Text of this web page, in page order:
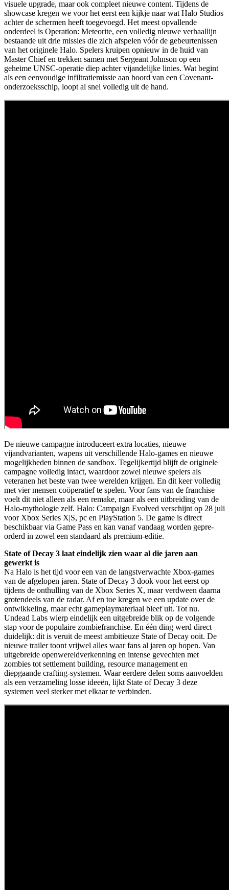
visuele upgrade, maar ook compleet nieuwe content. Tijdens de
showcase kregen we voor het eerst een kijkje naar wat Halo Studios
achter de schermen heeft toegevoegd. Het meest opvallende
onderdeel is Operation: Meteorite, een volledig nieuwe verhaallijn
bestaande uit drie missies die zich afspelen vóór de gebeurtenissen
van het originele Halo. Spelers kruipen opnieuw in de huid van
Master Chief en trekken samen met Sergeant Johnson op een
geheime UNSC-operatie diep achter vijandelijke linies. Wat begint
als een eenvoudige infiltratiemissie aan boord van een Covenant-
onderzoeksschip, loopt al snel volledig uit de hand.
De nieuwe campagne introduceert extra locaties, nieuwe
vijandvarianten, wapens uit verschillende Halo-games en nieuwe
mogelijkheden binnen de sandbox. Tegelijkertijd blijft de originele
campagne volledig intact, waardoor zowel nieuwe spelers als
veteranen het beste van twee werelden krijgen. En dit keer volledig
met vier mensen coöperatief te spelen. Voor fans van de franchise
voelt dit niet alleen als een remake, maar als een uitbreiding van de
Halo-mythologie zelf. Halo: Campaign Evolved verschijnt op 28 juli
voor Xbox Series X|S, pc en PlayStation 5. De game is direct
beschikbaar via Game Pass en kan vanaf vandaag worden gepre-
orderd in zowel een standaard als premium-editie.
State of Decay 3 laat eindelijk zien waar al die jaren aan
gewerkt is
Na Halo is het tijd voor een van de langstverwachte Xbox-games
van de afgelopen jaren. State of Decay 3 dook voor het eerst op
tijdens de onthulling van de Xbox Series X, maar verdween daarna
grotendeels van de radar. Af en toe kregen we een update over de
ontwikkeling, maar echt gameplaymateriaal bleef uit. Tot nu.
Undead Labs wierp eindelijk een uitgebreide blik op de volgende
stap voor de populaire zombiefranchise. En één ding werd direct
duidelijk: dit is veruit de meest ambitieuze State of Decay ooit. De
nieuwe trailer toont vrijwel alles waar fans al jaren op hopen. Van
uitgebreide openwereldverkenning en intense gevechten met
zombies tot settlement building, resource management en
diepgaande crafting-systemen. Waar eerdere delen soms aanvoelden
als een verzameling losse ideeën, lijkt State of Decay 3 deze
systemen veel sterker met elkaar te verbinden.